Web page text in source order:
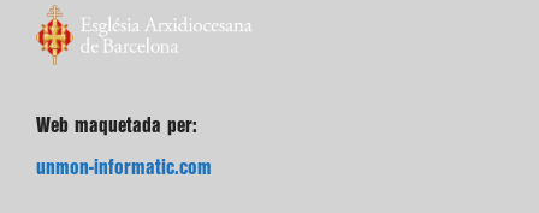
Web maquetada per:
unmon-informatic.com